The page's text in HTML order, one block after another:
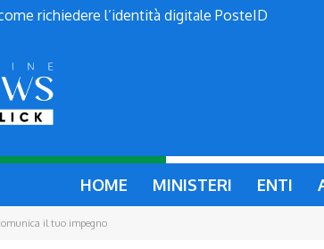
richiedere l’identità digitale PosteID
HOME MINISTERI ENTI
il tuo impegno